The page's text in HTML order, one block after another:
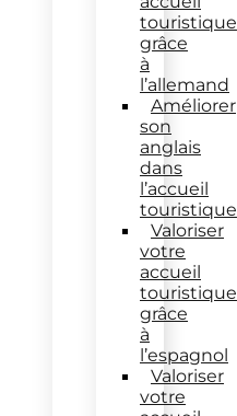
touristique
grâce
à
l’allemand
Améliorer
son
anglais
dans
l’accueil
touristique
Valoriser
votre
accueil
touristique
grâce
à
l’espagnol
Valoriser
votre